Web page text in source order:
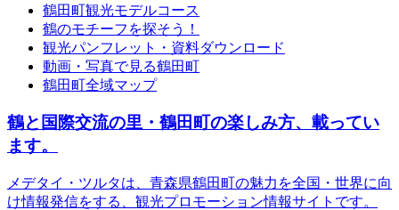
鶴田町観光モデルコース
鶴のモチーフを探そう！
観光パンフレット・資料ダウンロード
動画・写真で見る鶴田町
鶴田町全域マップ
鶴と国際交流の里・鶴田町の楽しみ方、載ってい
ます。
メデタイ・ツルタは、青森県鶴田町の魅力を全国・世界に向
け情報発信をする、観光プロモーション情報サイトです。